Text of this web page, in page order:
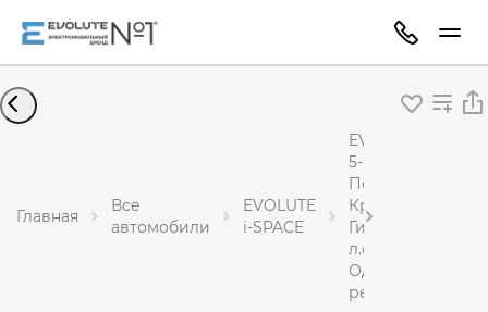
Главная
Все
автомобили
EVOLUTE
i-SPACE
EVOLUTE i-SPACE
5-местный
Полный привод
Кроссовер
Гибрид 1,5 л 367
л.с.
редуктор